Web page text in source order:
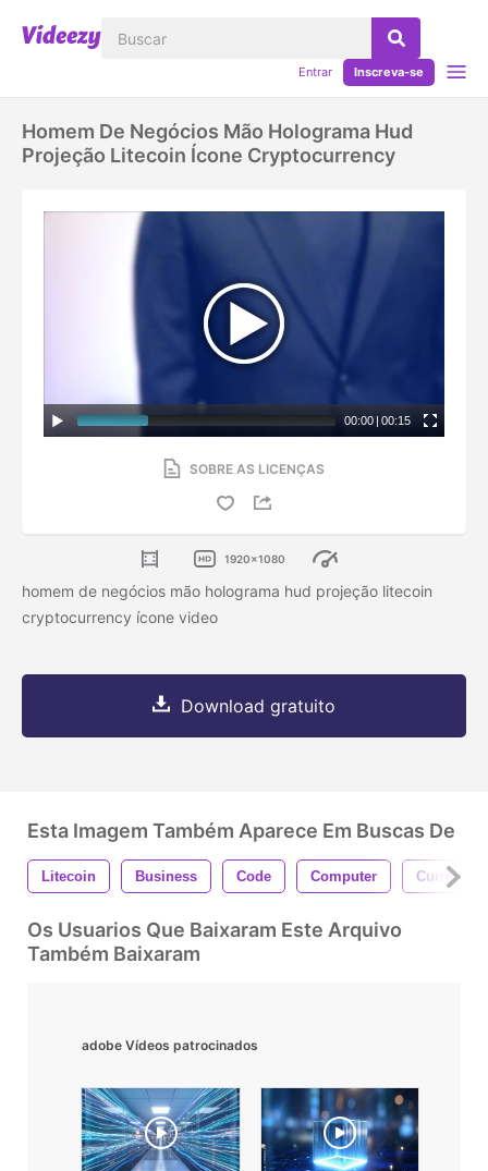
Entrar Inscreva-se
Homem De Negócios Mão Holograma Hud
Projeção Litecoin Ícone Cryptocurrency
00:00 | 00:15
SOBRE AS LICENÇAS
1920x1080
homem de negócios mão holograma hud projeção litecoin
cryptocurrency ícone video
Download gratuito
Esta Imagem Também Aparece Em Buscas De
Litecoin Business Code Computer Currency
Os Usuarios Que Baixaram Este Arquivo
Também Baixaram
adobe Vídeos patrocinados